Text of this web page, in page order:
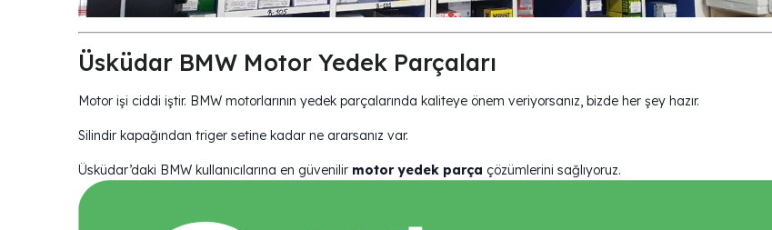
Üsküdar BMW Motor Yedek Parçaları
Motor işi ciddi iştir. BMW motorlarının yedek parçalarında kaliteye önem veriyorsanız, bizde her şey hazır.
Silindir kapağından triger setine kadar ne ararsanız var.
Üsküdar’daki BMW kullanıcılarına en güvenilir motor yedek parça çözümlerini sağlıyoruz.